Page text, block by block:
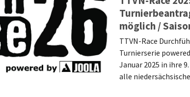
möglich /
TTVN-Race
Turnierserie
Januar 2025 in ihre
alle